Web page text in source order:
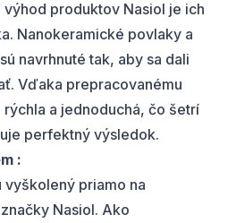
produktov Nasiol je ich
Nanokeramické povlaky a
navrhnuté tak, aby sa dali
Vďaka prepracovanému
a jednoduchá, čo šetrí
perfektný výsledok.
:
vyškolený priamo na
Nasiol. Ako